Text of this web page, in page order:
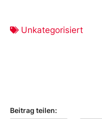
Unkategorisiert
Beitrag teilen: